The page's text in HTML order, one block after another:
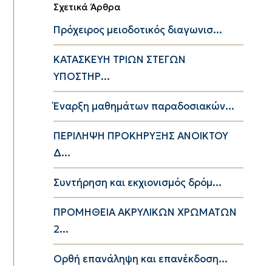
Σχετικά Άρθρα
Πρόχειρος μειοδοτικός διαγωνισ...
ΚΑΤΑΣΚΕΥΗ ΤΡΙΩΝ ΣΤΕΓΩΝ
ΥΠΟΣΤΗΡ...
Έναρξη μαθημάτων παραδοσιακών...
ΠΕΡΙΛΗΨΗ ΠΡΟΚΗΡΥΞΗΣ ΑΝΟΙΚΤΟΥ
Δ...
Συντήρηση και εκχιονισμός δρόμ...
ΠΡΟΜΗΘΕΙΑ ΑΚΡΥΛΙΚΩΝ ΧΡΩΜΑΤΩΝ
2...
Ορθή επανάληψη και επανέκδοση...